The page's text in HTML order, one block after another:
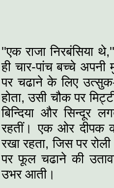
''एक राजा निरबंसिया
ही चार-पांच बच्चे अपनी
पर चढाने के लिए
होता, उसी चौक पर
बिन्दिया और सिन्दूर
रहतीं। एक ओर दीपक
रखा रहता, जिस पर
पर फूल चढाने की
उभर आती।